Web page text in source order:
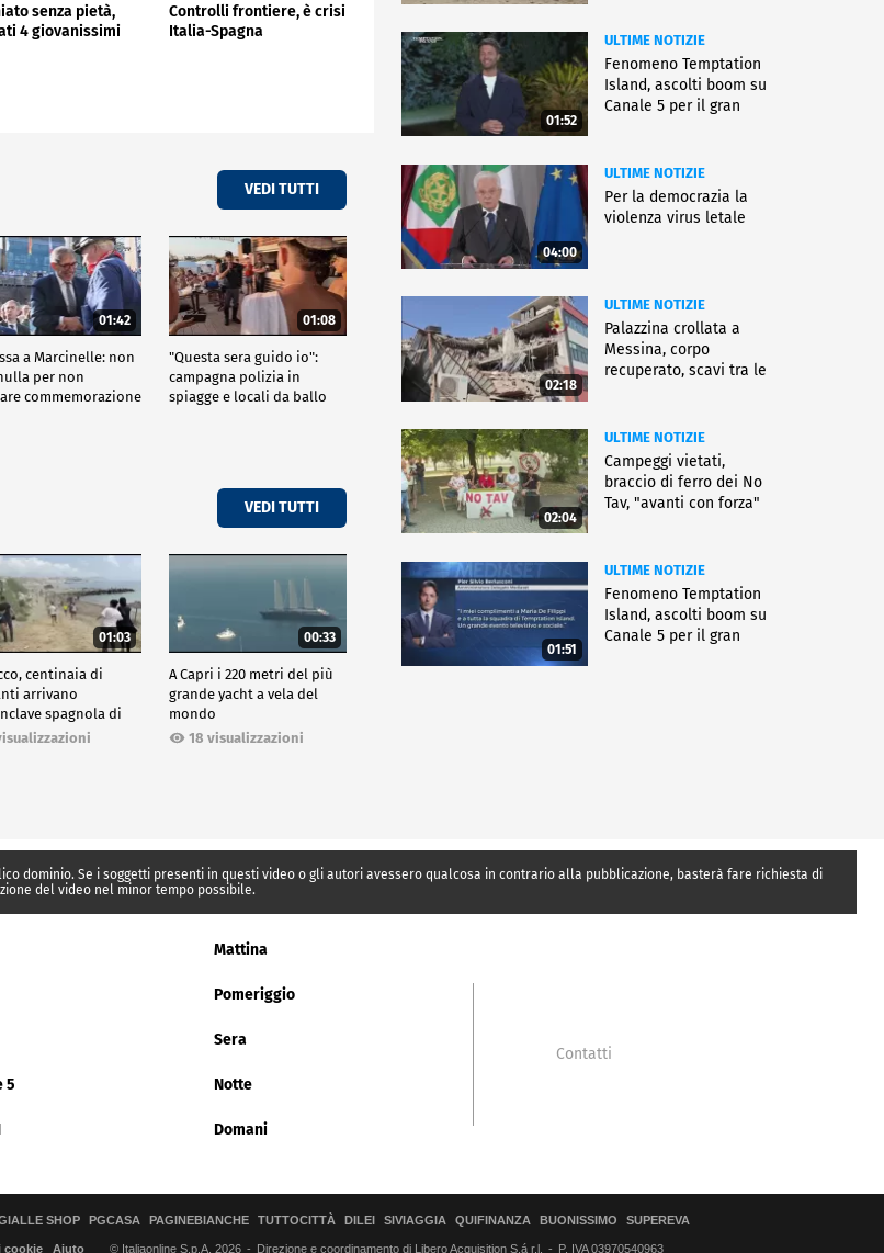
senza pietà,
4 giovanissimi
Controlli frontiere, è crisi
Italia-Spagna
VEDI TUTTI
01:42
a Marcinelle: non
per non
commemorazione
01:08
"Questa sera guido io":
campagna polizia in
spiagge e locali da ballo
VEDI TUTTI
01:03
centinaia di
arrivano
spagnola di
00:33
A Capri i 220 metri del più
grande yacht a vela del
mondo
18 visualizzazioni
01:52
ULTIME NOTIZIE
Fenomeno Temptation
Island, ascolti boom su
Canale 5 per il gran
04:00
ULTIME NOTIZIE
Per la democrazia la
violenza virus letale
02:18
ULTIME NOTIZIE
Palazzina crollata a
Messina, corpo
recuperato, scavi tra le
02:04
ULTIME NOTIZIE
Campeggi vietati,
braccio di ferro dei No
Tav, "avanti con forza"
01:51
ULTIME NOTIZIE
Fenomeno Temptation
Island, ascolti boom su
Canale 5 per il gran
dominio. Se i soggetti presenti in questi video o gli autori avessero qualcosa in contrario alla pubblicazione, basterà fare richiesta di
del video nel minor tempo possibile.
Mattina
Pomeriggio
Sera
5 Notte
Domani
Contatti
SHOP PGCASA PAGINEBIANCHE TUTTOCITTÀ DILEI SIVIAGGIA QUIFINANZA BUONISSIMO SUPEREVA
cookie Aiuto © Italiaonline S.p.A. 2026 Direzione e coordinamento di Libero Acquisition S.á r.l. P. IVA 03970540963